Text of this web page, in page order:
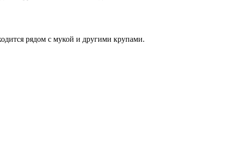
рядом с мукой и другими крупами.